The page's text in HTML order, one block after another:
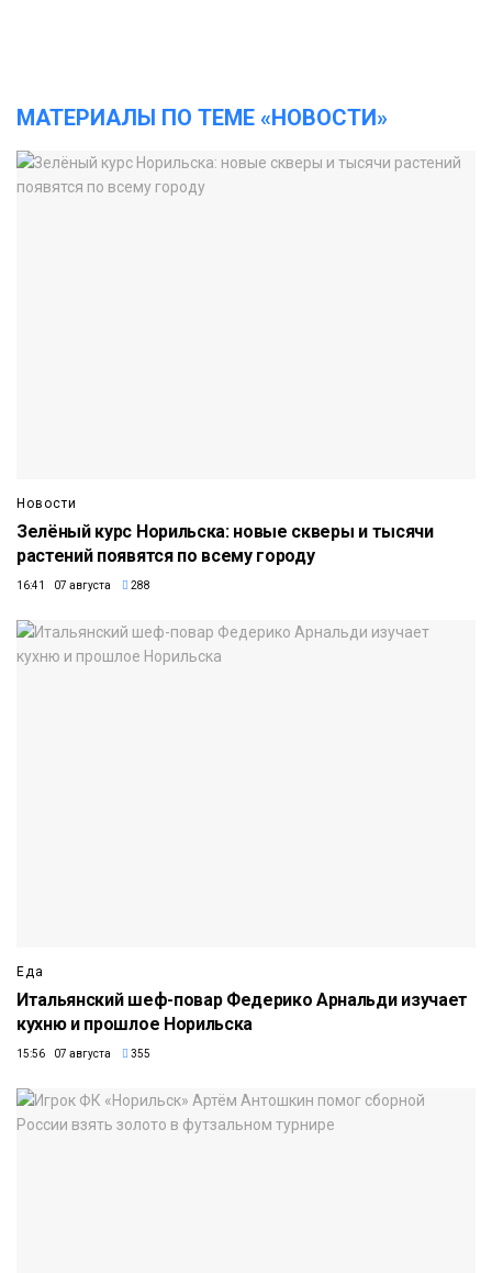
МАТЕРИАЛЫ ПО ТЕМЕ «НОВОСТИ»
Новости
Зелёный курс Норильска: новые скверы и тысячи
растений появятся по всему городу
16:41 07 августа 288
Еда
Итальянский шеф-повар Федерико Арнальди изучает
кухню и прошлое Норильска
15:56 07 августа 355